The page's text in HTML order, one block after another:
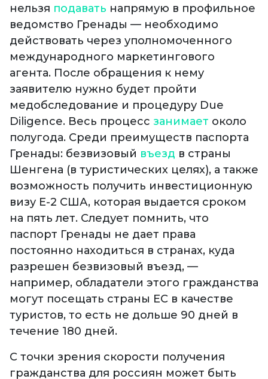
нельзя подавать напрямую в профильное
ведомство Гренады — необходимо
действовать через уполномоченного
международного маркетингового
агента. После обращения к нему
заявителю нужно будет пройти
медобследование и процедуру Due
Diligence. Весь процесс занимает около
полугода. Среди преимуществ паспорта
Гренады: безвизовый въезд в страны
Шенгена (в туристических целях), а также
возможность получить инвестиционную
визу E-2 США, которая выдается сроком
на пять лет. Следует помнить, что
паспорт Гренады не дает права
постоянно находиться в странах, куда
разрешен безвизовый въезд, —
например, обладатели этого гражданства
могут посещать страны ЕС в качестве
туристов, то есть не дольше 90 дней в
течение 180 дней.
С точки зрения скорости получения
гражданства для россиян может быть